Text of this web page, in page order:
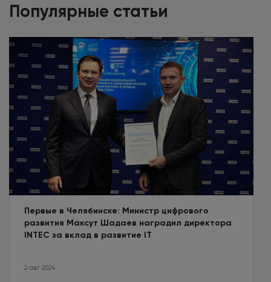
Популярные статьи
Первые в Челябинске: Министр цифрового
развития Максут Шадаев наградил директора
INTEC за вклад в развитие IT
2 авг 2024